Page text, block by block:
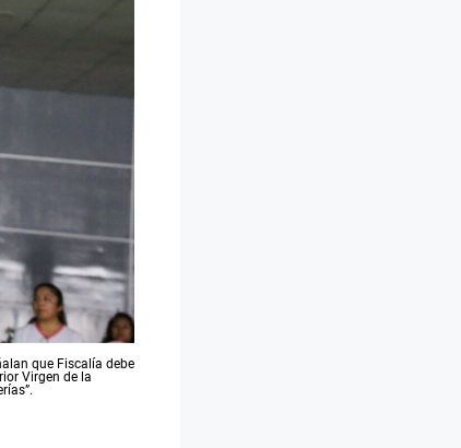
que Fiscalía debe
Virgen de la